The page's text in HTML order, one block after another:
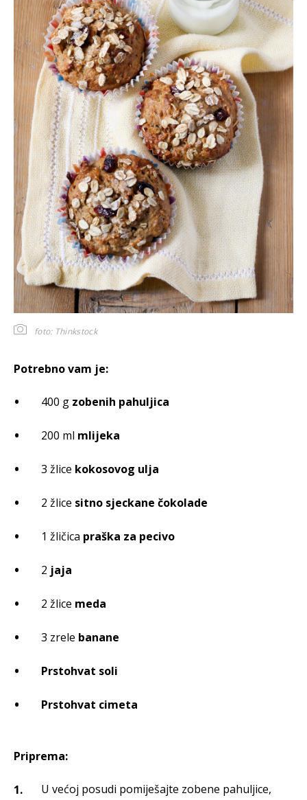
foto: Thinkstock
Potrebno vam je:
400 g zobenih pahuljica
200 ml mlijeka
3 žlice kokosovog ulja
2 žlice sitno sjeckane čokolade
1 žličica praška za pecivo
2 jaja
2 žlice meda
3 zrele banane
Prstohvat soli
Prstohvat cimeta
Priprema:
U većoj posudi pomiješajte zobene pahuljice,